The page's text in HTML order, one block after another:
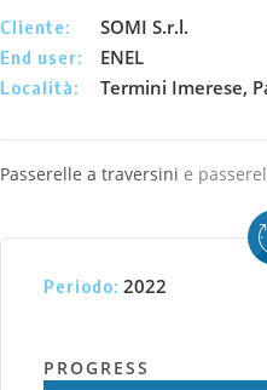
Cliente: SOMI S.r.l.
End user: ENEL
Località: Termini Imerese,
Passerelle a traversini e
Periodo: 2022
PROGRESS